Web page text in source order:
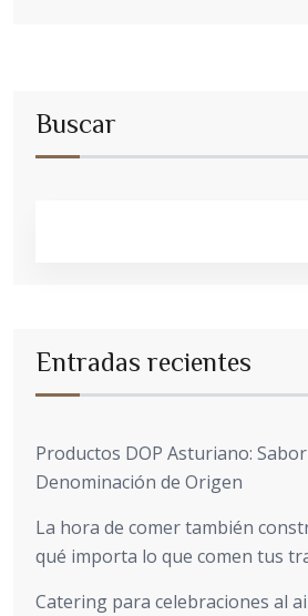
Buscar
Entradas recientes
Productos DOP Asturiano:
Denominación de Origen
La hora de comer también
qué importa lo que comen tus
Catering para celebraciones al